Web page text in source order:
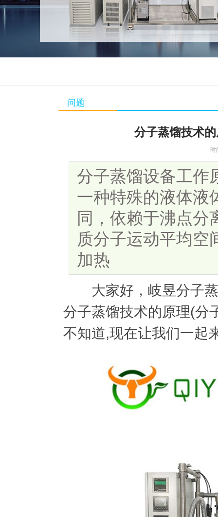
问题
分子蒸馏技术
时
分子蒸馏设备工作
一种特殊的液体液
同，依赖于沸点分
质分子运动平均空
加热
大家好，岐昱分子蒸
分子蒸馏技术的原理(分
不知道,现在让我们一起